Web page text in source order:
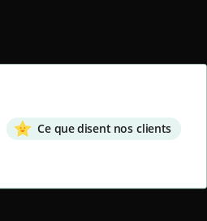
Ce que disent nos clients